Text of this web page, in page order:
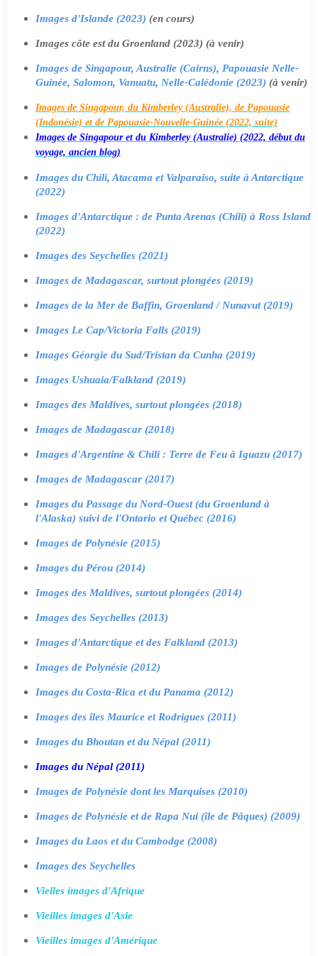
Images d'Islande (2023) (en cours)
Images côte est du Groenland (2023) (à venir)
Images de Singapour, Australie (Cairns), Papouasie Nelle-
Guinée, Salomon, Vanuatu, Nelle-Calédonie (2023) (à venir)
Images de Singapour, du Kimberley (Australie), de Papouasie
(Indonésie) et de Papouasie-Nouvelle-Guinée (2022, suite)
Images de Singapour et du Kimberley (Australie) (2022, début du
voyage, ancien blog)
Images du Chili, Atacama et Valparaiso, suite à Antarctique
(2022)
Images d'Antarctique : de Punta Arenas (Chili) à Ross Island
(2022)
Images des Seychelles (2021)
Images de Madagascar, surtout plongées (2019)
Images de la Mer de Baffin, Groenland / Nunavut (2019)
Images Le Cap/Victoria Falls (2019)
Images Géorgie du Sud/Tristan da Cunha (2019)
Images Ushuaia/Falkland (2019)
Images des Maldives, surtout plongées (2018)
Images de Madagascar (2018)
Images d'Argentine & Chili : Terre de Feu à Iguazu (2017)
Images de Madagascar (2017)
Images du Passage du Nord-Ouest (du Groenland à
l'Alaska) suivi de l'Ontario et Québec (2016)
Images de Polynésie (2015)
Images du Pérou (2014)
Images des Maldives, surtout plongées (2014)
Images des Seychelles (2013)
Images d'Antarctique et des Falkland (2013)
Images de Polynésie (2012)
Images du Costa-Rica et du Panama (2012)
Images des îles Maurice et Rodrigues (2011)
Images du Bhoutan et du Népal (2011)
Images du Népal (2011)
Images de Polynésie dont les Marquises (2010)
Images de Polynésie et de Rapa Nui (île de Pâques) (2009)
Images du Laos et du Cambodge (2008)
Images des Seychelles
Vielles images d'Afrique
Vieilles images d'Asie
Vieilles images d'Amérique